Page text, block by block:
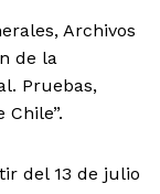
Archivos
de la
Pruebas,
del 13 de julio